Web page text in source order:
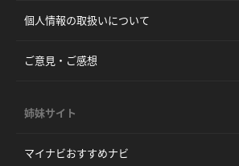
個人情報の取扱いについて
ご意見・ご感想
姉妹サイト
マイナビおすすめナビ